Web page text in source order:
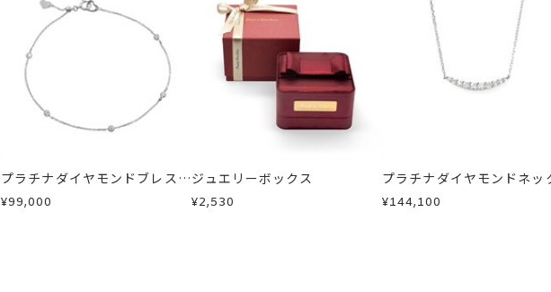
プラチナダイヤモンドブレスレ
ット
¥99,000
ジュエリーボックス
¥2,530
プラチナダイヤモンドネッ
ス
¥144,100